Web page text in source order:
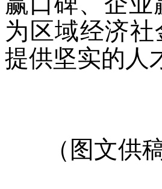
为区域经济
提供坚实的人
（图文供